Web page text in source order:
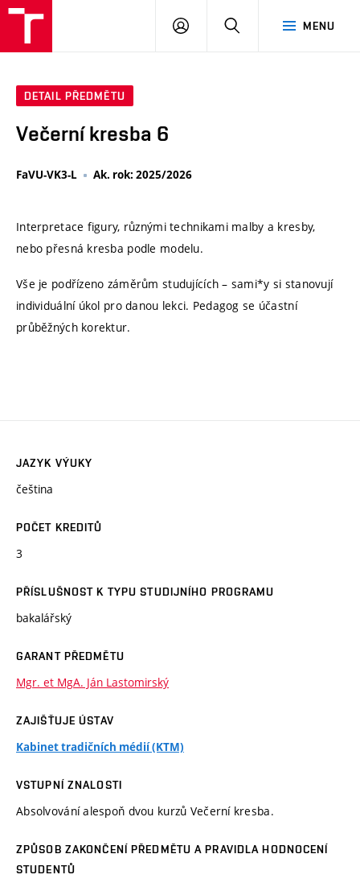
MENU
PŘIHLÁSIT
DETAIL PŘEDMĚTU
Večerní kresba 6
FaVU-VK3-L Ak. rok: 2025/2026
Interpretace figury, různými technikami malby a kresby,
nebo přesná kresba podle modelu.
Vše je podřízeno záměrům studujících – sami*y si stanovují
individuální úkol pro danou lekci. Pedagog se účastní
průběžných korektur.
JAZYK VÝUKY
čeština
POČET KREDITŮ
3
PŘÍSLUŠNOST K TYPU STUDIJNÍHO PROGRAMU
bakalářský
GARANT PŘEDMĚTU
Mgr. et MgA. Ján Lastomirský
ZAJIŠŤUJE ÚSTAV
Kabinet tradičních médií (KTM)
VSTUPNÍ ZNALOSTI
Absolvování alespoň dvou kurzů Večerní kresba.
ZPŮSOB ZAKONČENÍ PŘEDMĚTU A PRAVIDLA HODNOCENÍ
STUDENTŮ